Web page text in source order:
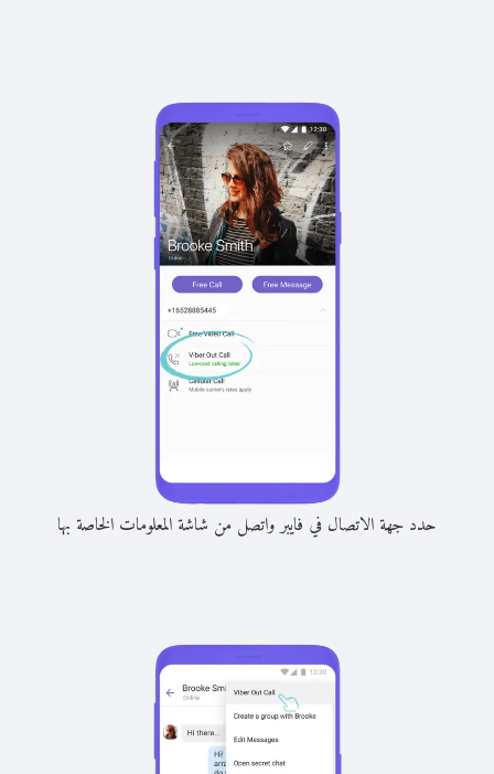
حدد جهة الاتصال في فايبر واتصل من شاشة المعلومات الخاصة بها